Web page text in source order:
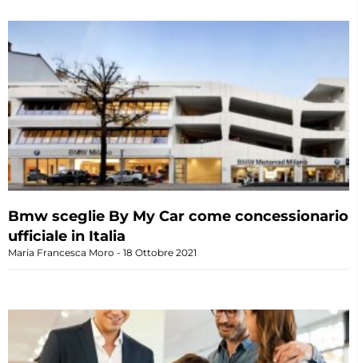
Bmw sceglie By My Car come concessionario
ufficiale in Italia
Maria Francesca Moro 18 Ottobre 2021